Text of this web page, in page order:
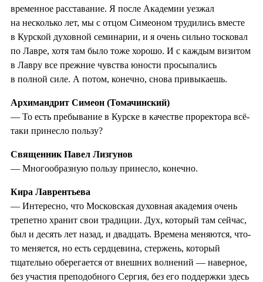
временное расставание. Я после Академии уезжал
на несколько лет, мы с отцом Симеоном трудились вместе
в Курской духовной семинарии, и я очень сильно тосковал
по Лавре, хотя там было тоже хорошо. И с каждым визитом
в Лавру все прежние чувства юности просыпались
в полной силе. А потом, конечно, снова привыкаешь.
Архимандрит Симеон (Томачинский)
— То есть пребывание в Курске в качестве проректора всё-
таки принесло пользу?
Священник Павел Лизгунов
— Многообразную пользу принесло, конечно.
Кира Лаврентьева
— Интересно, что Московская духовная академия очень
трепетно хранит свои традиции. Дух, который там сейчас,
был и десять лет назад, и двадцать. Времена меняются, что-
то меняется, но есть сердцевина, стержень, который
тщательно оберегается от внешних волнений — наверное,
без участия преподобного Сергия, без его поддержки здесь